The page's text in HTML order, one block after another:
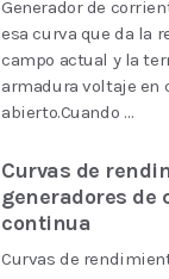
Generador de
esa curva que da la
campo actual y la
armadura voltaje en
abierto.Cuando …
Curvas de
generadores de
continua
Curvas de